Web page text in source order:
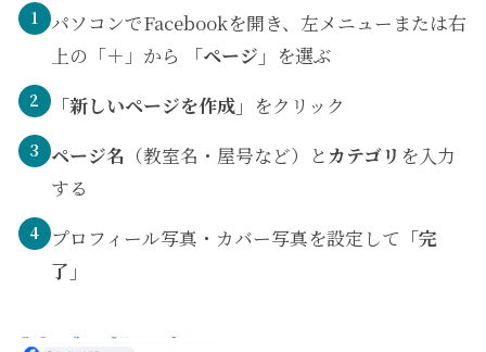
1 パソコンでFacebookを開き、左メニューまたは右
上の「＋」から
「ページ」 を選ぶ
2 「新しいページを作成」 をクリック
3 ページ名 （教室名・屋号など）と カテゴリ を入力
する
4 プロフィール写真・カバー写真を設定して 「完
了」